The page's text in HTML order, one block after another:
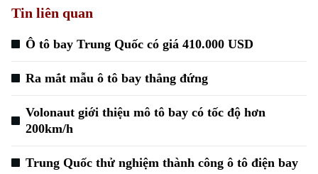
Tin liên quan
Ô tô bay Trung Quốc có giá 410.000 USD
Ra mắt mẫu ô tô bay thẳng đứng
Volonaut giới thiệu mô tô bay có tốc độ hơn
200km/h
Trung Quốc thử nghiệm thành công ô tô điện bay